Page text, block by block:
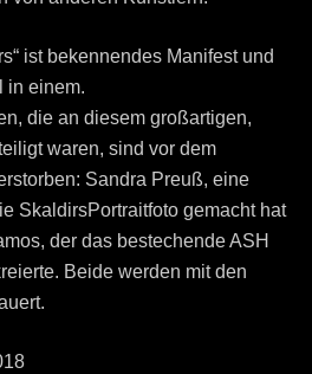
ist bekennendes Manifest und
in einem.
die an diesem großartigen,
waren, sind vor dem
Sandra Preuß, eine
SkaldirsPortraitfoto gemacht hat
der das bestechende ASH
Beide werden mit den